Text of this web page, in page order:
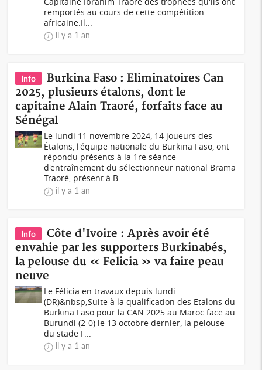
remportés au cours de cette compétition
africaine.Il...
il y a 1 an
Info
Burkina Faso : Eliminatoires Can
2025, plusieurs étalons, dont le
capitaine Alain Traoré, forfaits face au
Sénégal
Le lundi 11 novembre 2024, 14 joueurs des
Étalons, l'équipe nationale du Burkina Faso, ont
répondu présents à la 1re séance
d'entraînement du sélectionneur national Brama
Traoré, présent à B...
il y a 1 an
Info
Côte d'Ivoire : Après avoir été
envahie par les supporters Burkinabés,
la pelouse du « Felicia » va faire peau
neuve
Le Félicia en travaux depuis lundi
(DR)&nbsp;Suite à la qualification des Etalons du
Burkina Faso pour la CAN 2025 au Maroc face au
Burundi (2-0) le 13 octobre dernier, la pelouse
du stade F...
il y a 1 an